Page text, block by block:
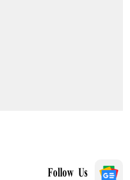
Follow Us